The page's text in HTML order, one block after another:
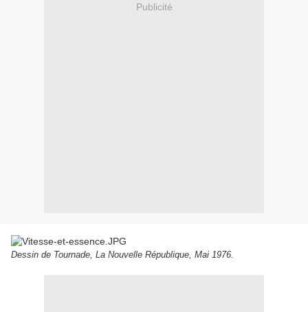
Publicité
Dessin de Tournade, La Nouvelle République, Mai 1976.